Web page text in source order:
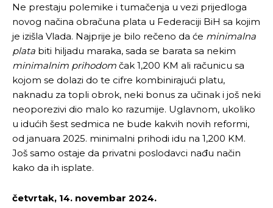
Ne prestaju polemike i tumačenja u vezi prijedloga
novog načina obračuna plata u Federaciji BiH sa kojim
je izišla Vlada. Najprije je bilo rečeno da će minimalna
plata biti hiljadu maraka, sada se barata sa nekim
minimalnim prihodom čak 1,200 KM ali računicu sa
kojom se dolazi do te cifre kombinirajući platu,
naknadu za topli obrok, neki bonus za učinak i još neki
neoporezivi dio malo ko razumije. Uglavnom, ukoliko
u idućih šest sedmica ne bude kakvih novih reformi,
od januara 2025. minimalni prihodi idu na 1,200 KM.
Još samo ostaje da privatni poslodavci nađu način
kako da ih isplate.
četvrtak, 14. novembar 2024.